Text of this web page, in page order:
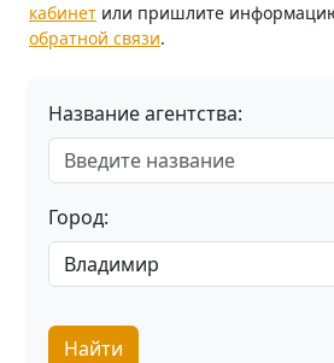
кабинет или пришлите
обратной связи.
Название агентства:
Город:
Найти